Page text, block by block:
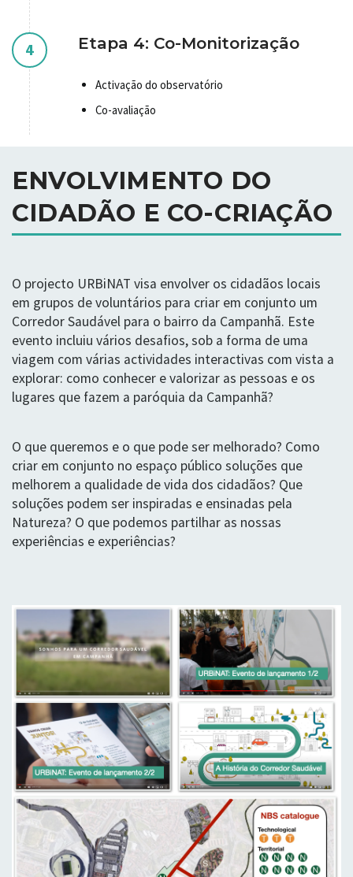
4 Etapa 4: Co-Monitorização
Activação do observatório
Co-avaliação
ENVOLVIMENTO DO
CIDADÃO E CO-CRIAÇÃO
O projecto URBiNAT visa envolver os cidadãos locais
em grupos de voluntários para criar em conjunto um
Corredor Saudável para o bairro da Campanhã. Este
evento incluiu vários desafios, sob a forma de uma
viagem com várias actividades interactivas com vista a
explorar: como conhecer e valorizar as pessoas e os
lugares que fazem a paróquia da Campanhã?
O que queremos e o que pode ser melhorado? Como
criar em conjunto no espaço público soluções que
melhorem a qualidade de vida dos cidadãos? Que
soluções podem ser inspiradas e ensinadas pela
Natureza? O que podemos partilhar as nossas
experiências e experiências?